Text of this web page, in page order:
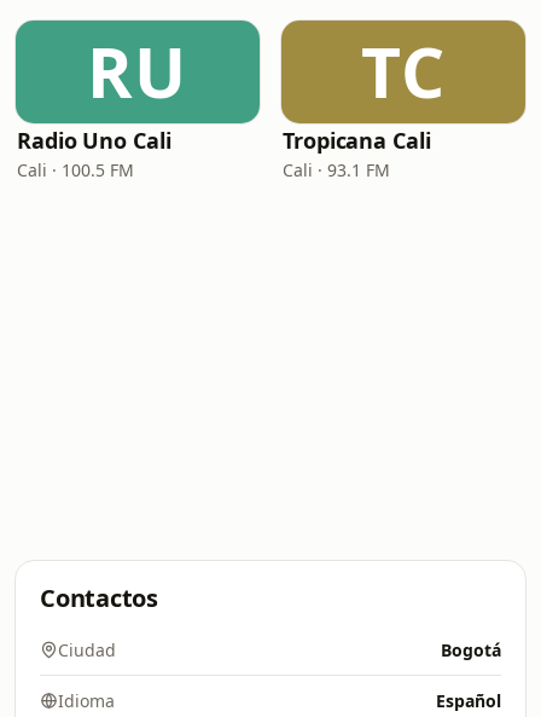
RU
Radio Uno Cali
Cali · 100.5 FM
TC
Tropicana Cali
Cali · 93.1 FM
Contactos
Ciudad Bogotá
Idioma Español